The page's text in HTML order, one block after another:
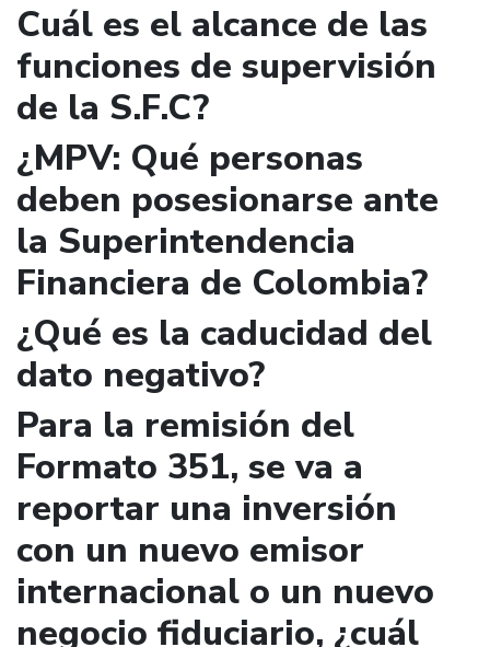
Cuál es el alcance de las
funciones de supervisión
de la S.F.C?
¿MPV: Qué personas
deben posesionarse ante
la Superintendencia
Financiera de Colombia?
¿Qué es la caducidad del
dato negativo?
Para la remisión del
Formato 351, se va a
reportar una inversión
con un nuevo emisor
internacional o un nuevo
negocio fiduciario, ¿cuál